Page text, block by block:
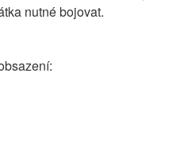
nutné bojovat.